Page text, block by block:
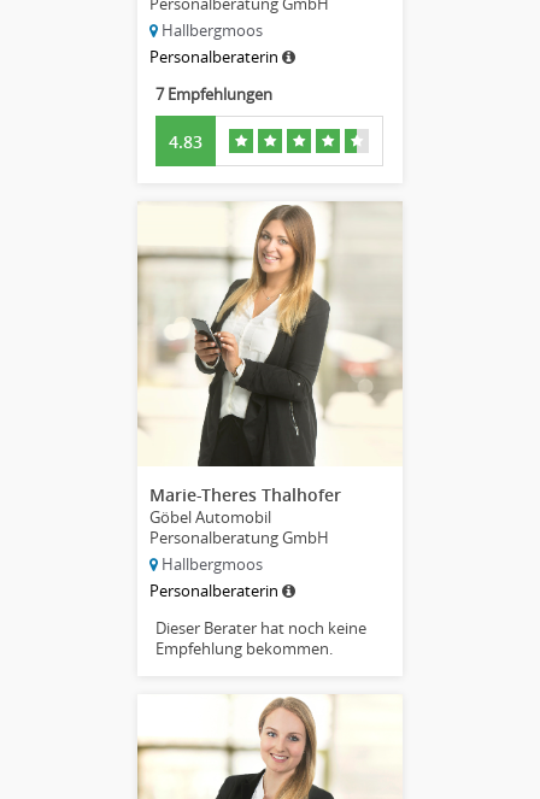
Personalberatung GmbH
Hallbergmoos
Personalberaterin
7 Empfehlungen
4.83
Marie-Theres Thalhofer
Göbel Automobil
Personalberatung GmbH
Hallbergmoos
Personalberaterin
Dieser Berater hat noch keine
Empfehlung bekommen.